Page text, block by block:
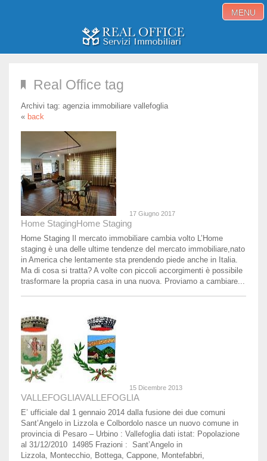
MENU
Immobili in vendita
Immobili in affitto
Proponi immobile
Real Office tag
Archivi tag: agenzia immobiliare vallefoglia
« back
17 Giugno 2017
Home StagingHome Staging
Home Staging Il mercato immobiliare cambia volto L’Home
staging è una delle ultime tendenze del mercato immobiliare,nato
in America che lentamente sta prendendo piede anche in Italia.
Ma di cosa si tratta? A volte con piccoli accorgimenti è possibile
trasformare la propria casa in una nuova. Proviamo a cambiare...
15 Dicembre 2013
VALLEFOGLIAVALLEFOGLIA
E’ ufficiale dal 1 gennaio 2014 dalla fusione dei due comuni
Sant’Angelo in Lizzola e Colbordolo nasce un nuovo comune in
provincia di Pesaro – Urbino : Vallefoglia dati istat: Popolazione
al 31/12/2010 14985 Frazioni : Sant’Angelo in
Lizzola, Montecchio, Bottega, Cappone, Montefabbri,